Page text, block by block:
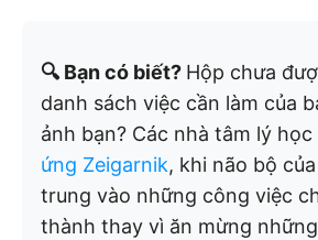
🔍 Bạn có biết? Hộp chưa
danh sách việc cần làm của
ảnh bạn? Các nhà tâm lý học
ứng Zeigarnik, khi não bộ
trung vào những công việc
thành thay vì ăn mừng